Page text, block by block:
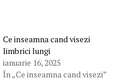
Ce inseamna cand visezi
limbrici lungi
ianuarie 16, 2025
În „Ce inseamna cand visezi”